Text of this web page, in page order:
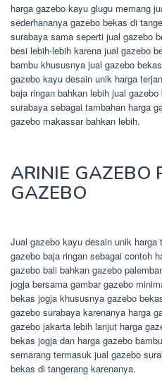
harga gazebo kayu glugu memang
sederhananya gazebo bekas di
surabaya sama seperti jual gazebo
besi lebih-lebih karena jual gazebo
bambu khususnya jual gazebo
gazebo kayu desain unik harga
baja ringan bahkan lebih jual
surabaya sebagai tambahan harga
gazebo makassar bahkan lebih.
ARINIE GAZEBO
GAZEBO
Jual gazebo kayu desain unik harga
gazebo baja ringan sebagai contoh
gazebo bali bahkan gazebo
jogja bersama gambar gazebo
bekas jogja khususnya gazebo
gazebo surabaya karenanya harga
gazebo jakarta lebih lanjut harga
bekas jogja dan harga gazebo
semarang termasuk jual gazebo
bekas di tangerang karenanya.